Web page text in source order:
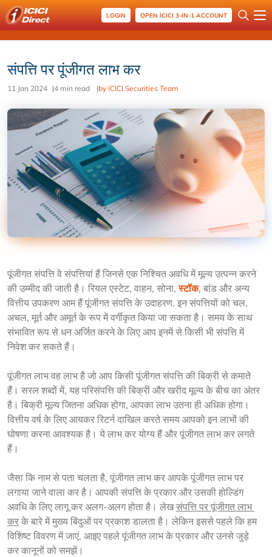
LOGIN OPEN ICICI 3-IN-1 ACCOUNT
संपत्ति पर पूंजीगत लाभ कर
11 Jan 2024 |4 min read |by ICICI Securities Team
पूंजीगत संपत्ति वे संपत्तियां हैं जिनसे एक निश्चित अवधि में मूल्य उत्पन्न करने
की उम्मीद की जाती है। रियल एस्टेट, वाहन, सोना, स्टॉक, बांड और अन्य
वित्तीय उपकरण आम हैं पूंजीगत संपत्ति के उदाहरण. इन संपत्तियों को चल,
अचल, मूर्त और अमूर्त के रूप में वर्गीकृत किया जा सकता है। समय के साथ
संभावित रूप से धन अर्जित करने के लिए आप इनमें से किसी भी संपत्ति में
निवेश कर सकते हैं।
पूंजीगत लाभ वह लाभ है जो आप किसी पूंजीगत संपत्ति की बिक्री से कमाते
हैं। सरल शब्दों में, यह परिसंपत्ति की बिक्री और खरीद मूल्य के बीच का अंतर
है। बिक्री मूल्य जितना अधिक होगा, आपका लाभ उतना ही अधिक होगा।
वित्तीय वर्ष के लिए आयकर रिटर्न दाखिल करते समय आपको इन लाभों की
घोषणा करना आवश्यक है। ये लाभ कर योग्य हैं और पूंजीगत लाभ कर लगते
हैं।
जैसा कि नाम से पता चलता है, पूंजीगत लाभ कर आपके पूंजीगत लाभ पर
लगाया जाने वाला कर है। आपकी संपत्ति के प्रकार और उसकी होल्डिंग
अवधि के लिए लागू कर अलग-अलग होता है। लेख संपत्ति पर पूंजीगत लाभ
कर के बारे में मुख्य बिंदुओं पर प्रकाश डालता है। लेकिन इससे पहले कि हम
विशिष्ट विवरण में जाएं, आइए पहले पूंजीगत लाभ के प्रकार और उनसे जुड़े
कर कानूनों को समझें।